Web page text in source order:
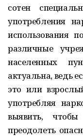
сотен
употребления
использования
различные
населенных
актуальна, ведь
это или
употребляя
выявить,
преодолеть